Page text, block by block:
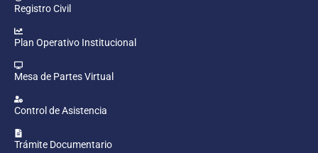
Registro Civil
Plan Operativo Institucional
Mesa de Partes Virtual
Control de Asistencia
Trámite Documentario